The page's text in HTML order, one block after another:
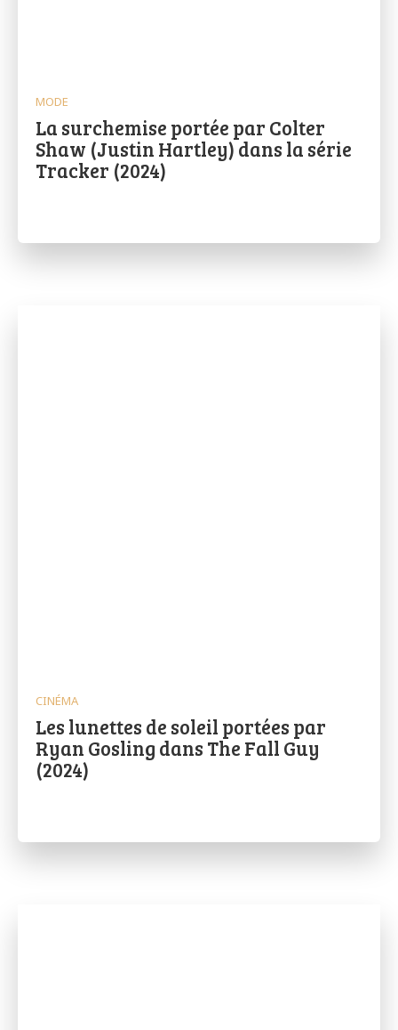
MODE
La surchemise portée par Colter
Shaw (Justin Hartley) dans la série
Tracker (2024)
CINÉMA
Les lunettes de soleil portées par
Ryan Gosling dans The Fall Guy
(2024)